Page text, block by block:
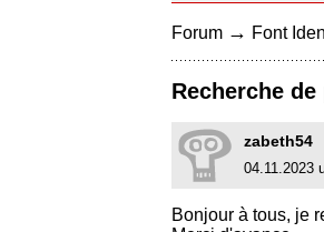
Forum → Font
Recherche
zabeth54
04.11.2023
Bonjour à tous, je